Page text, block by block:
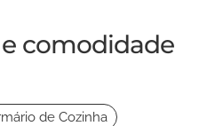
comodidade
de Cozinha